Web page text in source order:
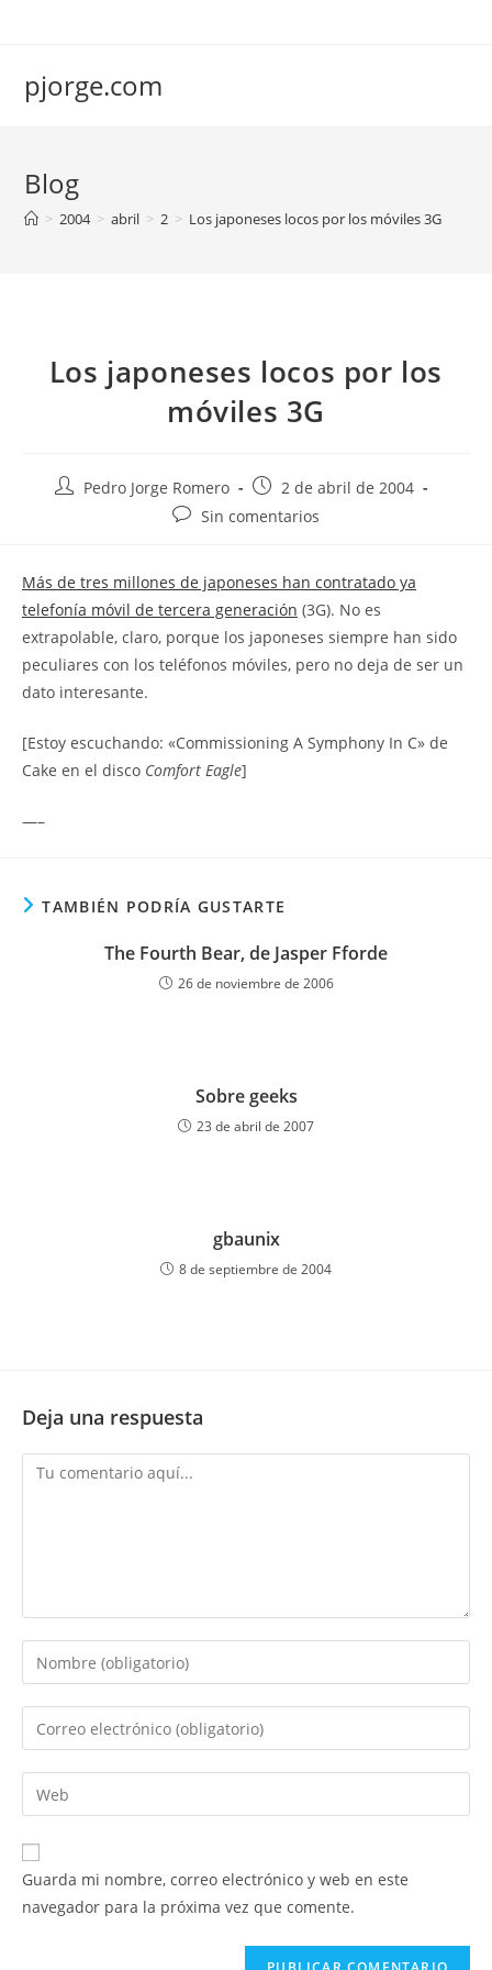
pjorge.com
Blog
> 2004 > abril > 2 > Los japoneses locos por los móviles 3G
Los japoneses locos por los
móviles 3G
AutorPedro Jorge Romero
Publicación
de
2 de abril de 2004
Comentarios
entrada:
Sin comentarios
Más de tres millones de japoneses han contratado ya
telefonía móvil de tercera generación (3G). No es
extrapolable, claro, porque los japoneses siempre han sido
peculiares con los teléfonos móviles, pero no deja de ser un
dato interesante.
[Estoy escuchando: «Commissioning A Symphony In C» de
Cake en el disco Comfort Eagle]
—–
TAMBIÉN PODRÍA GUSTARTE
The Fourth Bear, de Jasper Fforde
26 de noviembre de 2006
Sobre geeks
23 de abril de 2007
gbaunix
8 de septiembre de 2004
Deja una respuesta
Comentario
Introduce
tu
nombre
de
usuario
para
comentar
Introduce
tu
dirección
de
electrónico
para
comentar
Introduce
la
URL
de
Guarda mi nombre, correo electrónico y web en este
navegador para la próxima vez que comente.